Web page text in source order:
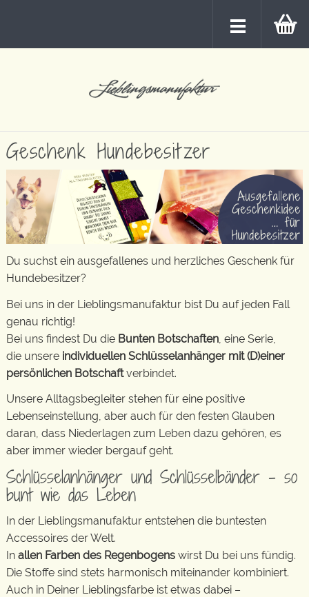
Geschenk Hundebesitzer
Du suchst ein ausgefallenes und herzliches Geschenk für
Hundebesitzer?
Bei uns in der Lieblingsmanufaktur bist Du auf jeden Fall
genau richtig!
Bei uns findest Du die Bunten Botschaften , eine Serie,
die unsere individuellen Schlüsselanhänger mit (D)einer
persönlichen Botschaftverbindet.
Unsere Alltagsbegleiter stehen für eine positive
Lebenseinstellung, aber auch für den festen Glauben
daran, dass Niederlagen zum Leben dazu gehören, es
aber immer wieder bergauf geht.
Schlüsselanhänger und Schlüsselbänder – so
bunt wie das Leben
In der Lieblingsmanufaktur entstehen die buntesten
Accessoires der Welt.
In allen Farben des Regenbogens wirst Du bei uns fündig.
Die Stoffe sind stets harmonisch miteinander kombiniert.
Auch in Deiner Lieblingsfarbe ist etwas dabei –